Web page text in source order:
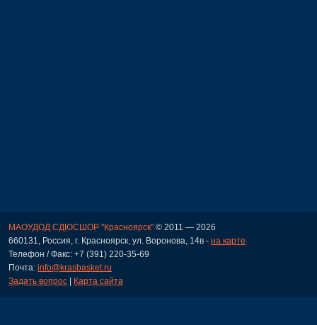
МАОУДОД СДЮСШОР "Красноярск" © 2011 — 2026
660131, Россия, г. Красноярск, ул. Воронова, 14в - на карте
Телефон / Факс: +7 (391) 220-35-69
Почта: info@krasbasket.ru
Задать вопрос | Карта сайта